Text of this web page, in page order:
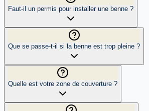
Faut-il un permis pour installer une benne ?
Que se passe-t-il si la benne est trop pleine ?
Quelle est votre zone de couverture ?